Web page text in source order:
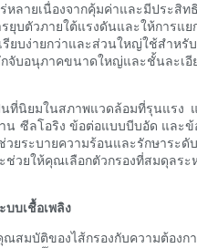
ายเนื่องจากคุ้มค่าและมีประ
บตัวภายใต้แรงดันและให้การ
บง่ายกว่าและส่วนใหญ่ใช้สำห
อนุภาคขนาดใหญ่และชั้นละเ
นิยมในสภาพแวดล้อมที่รุนแรง
ซีลโอริง ข้อต่อแบบบีบอัด แล
ระบายความร้อนและรักษาระ
วยให้คุณเลือกตัวกรองที่สมดุล
บบเชื้อเพลิง
สมบัติของไส้กรองกับความต้อ